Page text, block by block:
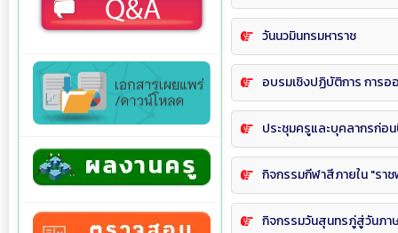
วันนวมินทรมหาราช
อบรมเชิงปฏิบัติการ การอ
ประชุมครูและบุคลากรก่อ
กิจกรรมกีฬาสีภายใน "รา
กิจกรรมวันสุนทรภู่สู่วันภา